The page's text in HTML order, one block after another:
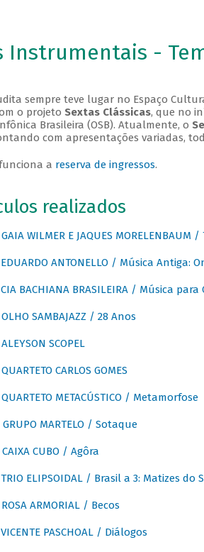
Instrumentais -
sempre teve lugar no Espaço
o projeto Sextas Clássicas, que no
Brasileira (OSB). Atualmente, o
com apresentações variadas,
a reserva de ingressos.
realizados
GAIA WILMER E JAQUES MORELENBAUM
EDUARDO ANTONELLO / Música Antiga:
CIA BACHIANA BRASILEIRA / Música para
OLHO SAMBAJAZZ / 28 Anos
ALEYSON SCOPEL
QUARTETO CARLOS GOMES
QUARTETO METACÚSTICO / Metamorfose
GRUPO MARTELO / Sotaque
CAIXA CUBO / Agôra
TRIO ELIPSOIDAL / Brasil a 3: Matizes do
ROSA ARMORIAL / Becos
VICENTE PASCHOAL / Diálogos